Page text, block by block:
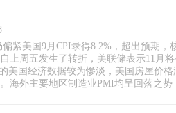
紧美国9月CPI录得8.2%，超出预期，
上周五发生了转折，美联储表示11月
美国经济数据较为惨淡，美国房屋价
海外主要地区制造业PMI均呈回落之